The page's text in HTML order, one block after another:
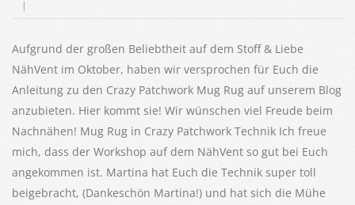
11-
Aufgrund der großen Beliebtheit auf dem Stoff & Liebe
NähVent im Oktober, haben wir versprochen für Euch die
Anleitung zu den Crazy Patchwork Mug Rug auf unserem Blog
anzubieten. Hier kommt sie! Wir wünschen viel Freude beim
Nachnähen! Mug Rug in Crazy Patchwork Technik Ich freue
mich, dass der Workshop auf dem NähVent so gut bei Euch
angekommen ist. Martina hat Euch die Technik super toll
beigebracht, (Dankeschön Martina!) und hat sich die Mühe